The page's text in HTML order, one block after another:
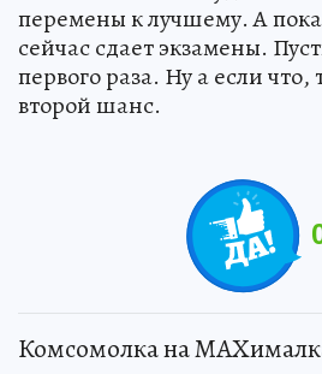
перемены к лучшему. А
сейчас сдает экзамены.
первого раза. Ну а если что,
второй шанс.
Комсомолка на